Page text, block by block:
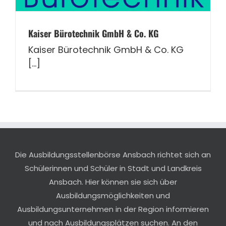
Kaiser Bürotechnik GmbH & Co. KG
Kaiser Bürotechnik GmbH & Co. KG
[...]
Die Ausbildungsstellenbörse Ansbach richtet sich an
Schülerinnen und Schüler in Stadt und Landkreis
Ansbach. Hier können sie sich über
Ausbildungsmöglichkeiten und
Ausbildungsunternehmen in der Region informieren
und nach Ausbildungsplätzen suchen. An den